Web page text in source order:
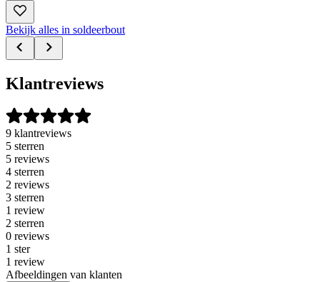
Bekijk alles in soldeerbout
Klantreviews
9 klantreviews
5 sterren
5 reviews
4 sterren
2 reviews
3 sterren
1 review
2 sterren
0 reviews
1 ster
1 review
Afbeeldingen van klanten